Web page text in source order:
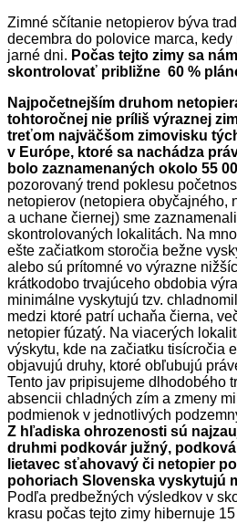
Zimné sčítanie netopierov býva
decembra do polovice marca,
jarné dni. Počas tejto zimy sa
skontrolovať približne 60 %
Najpočetnejším druhom
tohtoročnej nie príliš výraznej
treťom najväčšom zimovisku
v Európe, ktoré sa nachádza
bolo zaznamenaných okolo 55
pozorovaný trend poklesu
netopierov (netopiera obyčajného,
a uchane čiernej) sme
skontrolovaných lokalitách. Na
ešte začiatkom storočia bežne
alebo sú prítomné vo výrazne
krátkodobo trvajúceho obdobia
minimálne vyskytujú tzv.
medzi ktoré patrí uchaňa čierna,
netopier fúzatý. Na viacerých
výskytu, kde na začiatku tisícročia
objavujú druhy, ktoré obľubujú
Tento jav pripisujeme dlhodobého
absencii chladných zím a zmeny
podmienok v jednotlivých
Z hľadiska ohrozenosti sú
druhmi podkovár južný,
lietavec sťahovavý či netopier
pohoriach Slovenska vyskytujú
Podľa predbežných výsledkov v
krasu počas tejto zimy hibernuje